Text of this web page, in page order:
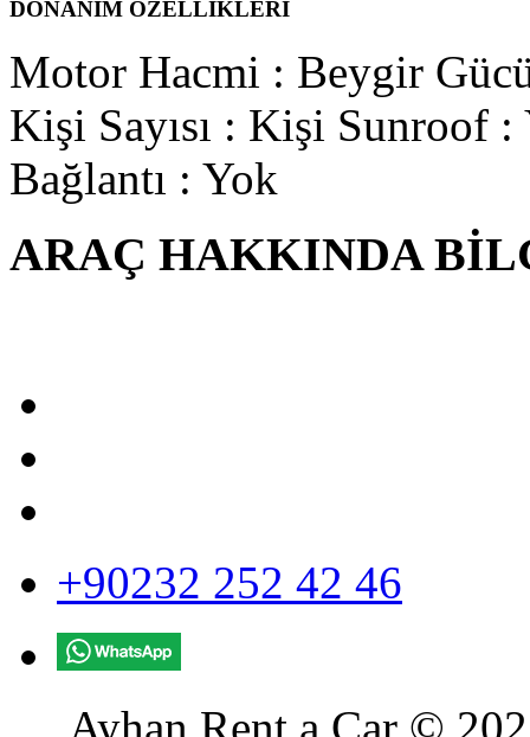
DONANIM ÖZELLİKLERİ
Motor Hacmi : Beygir
Kişi Sayısı : Kişi Sunroof :
Bağlantı : Yok
ARAÇ HAKKINDA
+90232 252 42 46